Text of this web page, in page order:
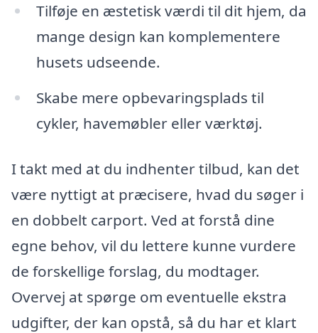
Tilføje en æstetisk værdi til dit hjem, da
mange design kan komplementere
husets udseende.
Skabe mere opbevaringsplads til
cykler, havemøbler eller værktøj.
I takt med at du indhenter tilbud, kan det
være nyttigt at præcisere, hvad du søger i
en dobbelt carport. Ved at forstå dine
egne behov, vil du lettere kunne vurdere
de forskellige forslag, du modtager.
Overvej at spørge om eventuelle ekstra
udgifter, der kan opstå, så du har et klart